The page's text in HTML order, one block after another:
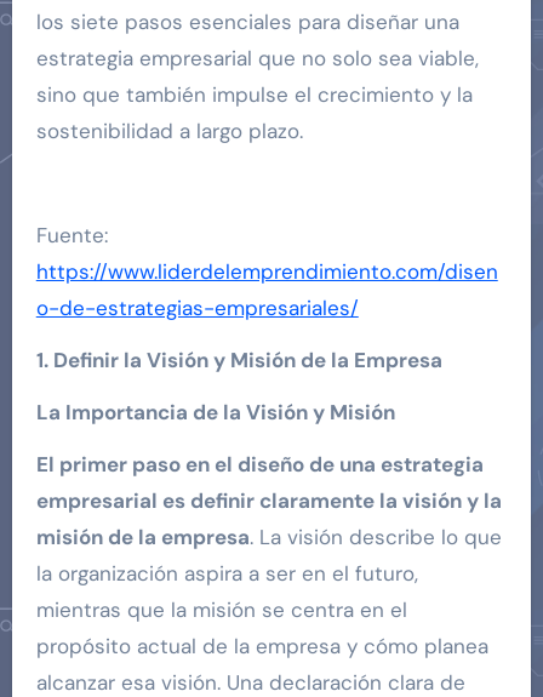
los siete pasos esenciales para diseñar una
estrategia empresarial que no solo sea viable,
sino que también impulse el crecimiento y la
sostenibilidad a largo plazo.
Fuente:
https://www.liderdelemprendimiento.com/disen
o-de-estrategias-empresariales/
1. Definir la Visión y Misión de la Empresa
La Importancia de la Visión y Misión
El primer paso en el diseño de una estrategia
empresarial es definir claramente la visión y la
misión de la empresa. La visión describe lo que
la organización aspira a ser en el futuro,
mientras que la misión se centra en el
propósito actual de la empresa y cómo planea
alcanzar esa visión. Una declaración clara de